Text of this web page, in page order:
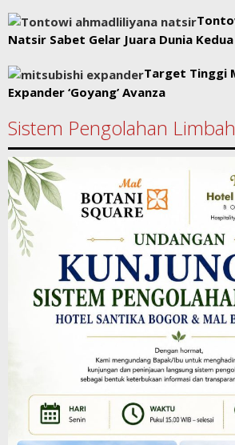
Natsir Sabet Gelar Juara Dunia Kedua
Target Tinggi
Expander ‘Goyang’ Avanza
Sistem Pengolahan Limbah